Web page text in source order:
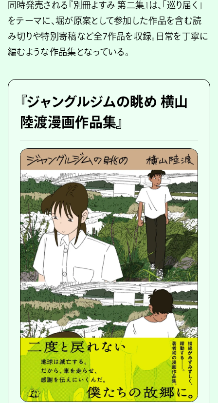
同時発売される『別冊よすみ 第二集』は、「巡り届く」
をテーマに、堀が原案として参加した作品を含む読
み切りや特別寄稿など全7作品を収録。日常を丁寧に
編むような作品集となっている。
『ジャングルジムの眺め 横山
陸渡漫画作品集』